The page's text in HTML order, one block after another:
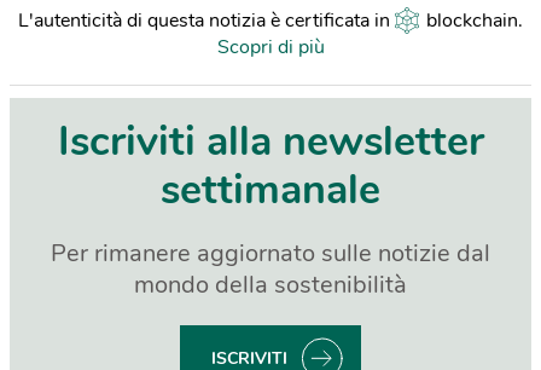
L'autenticità di questa notizia è certificata in blockchain.
Scopri di più
Iscriviti alla newsletter
settimanale
Per rimanere aggiornato sulle notizie dal
mondo della sostenibilità
ISCRIVITI